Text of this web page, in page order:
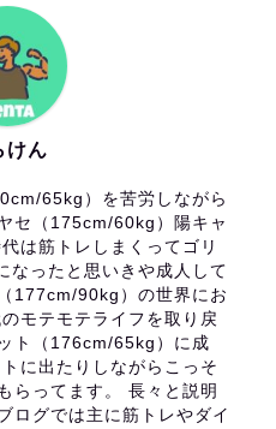
けん
65kg）を苦労しながら
セ（175cm/60kg）陽キャ
は筋トレしまくってゴリ
ったと思いきや成人して
177cm/90kg）の世界にお
モテモテライフを取り戻
ト（176cm/65kg）に成
に出たりしながらこっそ
らってます。 長々と説明
ログでは主に筋トレやダイ